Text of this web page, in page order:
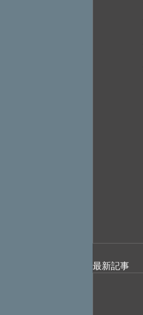
最新記事